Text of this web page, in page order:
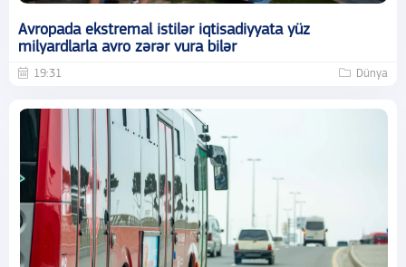
Avropada ekstremal istilər iqtisadiyyata yüz
milyardlarla avro zərər vura bilər
19:31 Dünya